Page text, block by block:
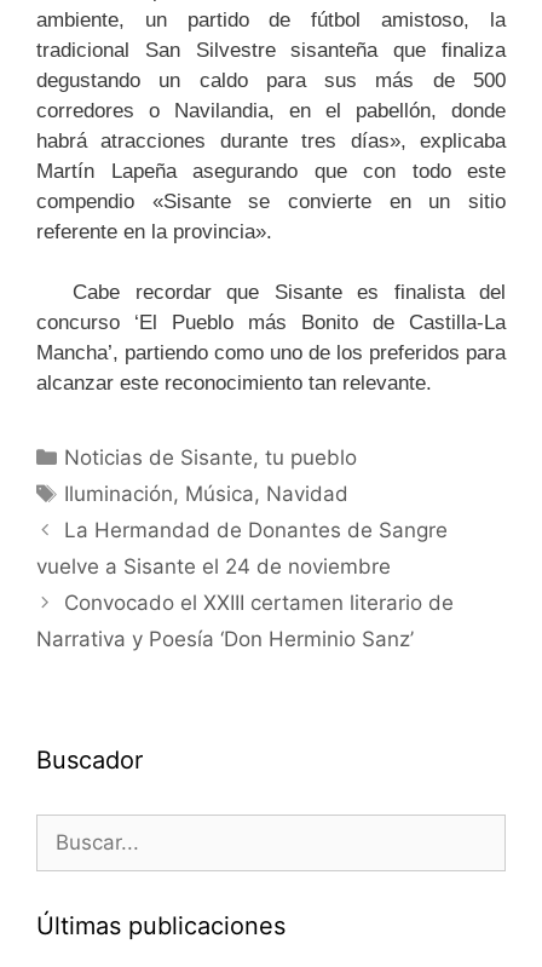
ambiente, un partido de fútbol amistoso, la
tradicional San Silvestre sisanteña que finaliza
degustando un caldo para sus más de 500
corredores o Navilandia, en el pabellón, donde
habrá atracciones durante tres días», explicaba
Martín Lapeña asegurando que con todo este
compendio «Sisante se convierte en un sitio
referente en la provincia».
Cabe recordar que Sisante es finalista del
concurso ‘El Pueblo más Bonito de Castilla-La
Mancha’, partiendo como uno de los preferidos para
alcanzar este reconocimiento tan relevante.
Noticias de Sisante, tu pueblo
Iluminación, Música, Navidad
La Hermandad de Donantes de Sangre
vuelve a Sisante el 24 de noviembre
Convocado el XXIII certamen literario de
Narrativa y Poesía ‘Don Herminio Sanz’
Buscador
Últimas publicaciones